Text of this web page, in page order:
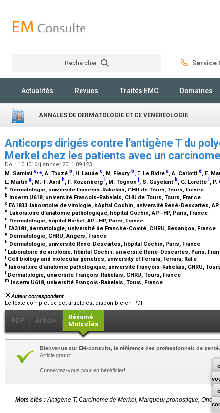
Rechercher Service
Actualités Revues Traités EMC Domaines
ANNALES DE DERMATOLOGIE ET DE VÉNÉRÉOLOGIE
Anticorps dirigés contre l’antigène T du
Merkel chez les patients avec un
Doi : 10.1016/j.annder.2011.09.123
M. Samimi a ⁎, A. Touzé b, H. Laude c, M. Fleury b, E. Le Bidre a, A. Carlotti d , E.
L. Martin g, M.-F. Avril h, F. Rozenberg i, M. Tognonj, S. Guyetant k, G. Lorette ,
a Dermatologie, université Francois-Rabelais, CHU de Tours, Tours, France
b Inserm U618, université Francois-Rabelais, CHU de Tours, Tours, France
c EA1833, laboratoire de virologie, hôpital Cochin, université René-Descartes,
d Laboratoire d’anatomie pathologique, hôpital Cochin, AP–HP, Paris, France
e Dermatologie, hôpital Bichat, AP–HP, Paris, France
f EA3181, dermatologie, université de Franche-Comté, CHRU, Besançon, France
g Dermatologie, CHRU, Angers, France
h Dermatologie, université René-Descartes, hôpital Cochin, Paris, France
i Laboratoire de virologie, hôpital Cochin, université René-Descartes, Paris,
j Cell biology and molecular genetics, university of Ferrara, Ferrara, Italie
k laboratoire d’anatomie pathologique, université François-Rabelais, CHRU,
Dermatologie, université François-Rabelais, CHRU, Tours, France
m Inserm U618, université François-Rabelais, Tours, France
Auteur correspondant.
Le texte complet de cet article est disponible en PDF.
PDF Article
Résumé
Mots clés
Bienvenue sur EM-consulte, la référence des professionnels de santé.
Article gratuit.
Connectez-vous pour en bénéficier!
Mots clés :Antigène T, Carcinome de Merkel, Marqueur pronostique,